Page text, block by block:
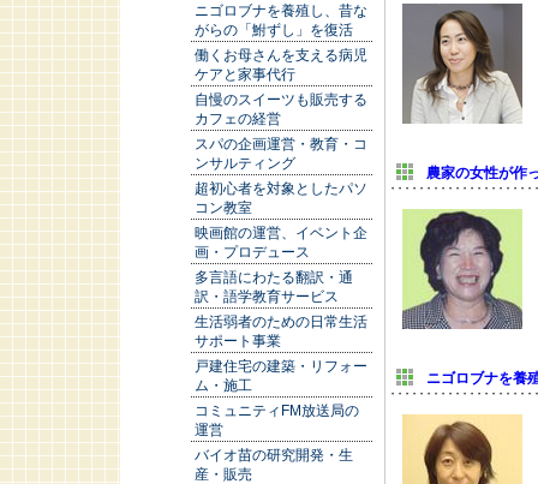
農家の女性が作
ニゴロブナを養
ニゴロブナを養殖し、昔な
がらの「鮒ずし」を復活
働くお母さんを支える病児
ケアと家事代行
自慢のスイーツも販売する
カフェの経営
スパの企画運営・教育・コ
ンサルティング
超初心者を対象としたパソ
コン教室
映画館の運営、イベント企
画・プロデュース
多言語にわたる翻訳・通
訳・語学教育サービス
生活弱者のための日常生活
サポート事業
戸建住宅の建築・リフォー
ム・施工
コミュニティFM放送局の
運営
バイオ苗の研究開発・生
産・販売